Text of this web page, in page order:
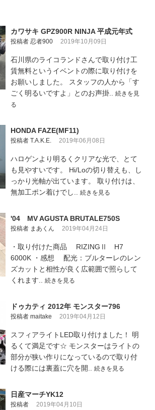
カワサキ GPZ900R NINJA 平成元年式
投稿者 忍者900 2019年10月09日
石川県のライコランドさんで取り付け工
賃無料というイベントの際に取り付けを
お願いしました。 スタッフの人から「す
ごく明るいですよ」とのお声掛.. 続きを見
る
HONDA FAZE(MF11)
投稿者 T.A.K.E. 2019年06月08日
ハロゲンより明るくクリアな光で、とて
も見やすいです。 Hi/Loの切り替えも、し
っかり光軸が出ています。 取り付けは、
無加工ポン着けでし.. 続きを見る
'04 MV AGUSTA BRUTALE750S
投稿者 まあくん 2019年04月24日
・取り付けた商品 RIZINGⅡ H7
6000K ・感想 配光：ブルターレのレン
ズカットと相性が良く広範囲で照らして
くれます.. 続きを見る
ドゥカティ 2012年 モンスター796
投稿者 maitake 2019年04月12日
スフィアライトLED取り付けました！ 明
るくて満足です☆ モンスターはライトの
部分が狭い作りになっているので取り付
ける際には裏蓋に穴を開.. 続きを見る
日産マーチYK12
投稿者 2019年04月10日